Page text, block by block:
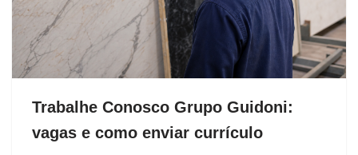
Trabalhe Conosco Grupo Guidoni:
vagas e como enviar currículo